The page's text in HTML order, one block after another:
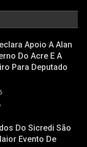
Apoio A Alan
Do Acre E A
Para Deputado
Do Sicredi São
Evento De